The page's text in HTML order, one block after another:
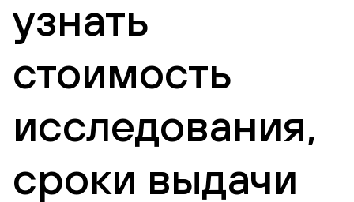
узнать
стоимость
исследования,
сроки выдачи